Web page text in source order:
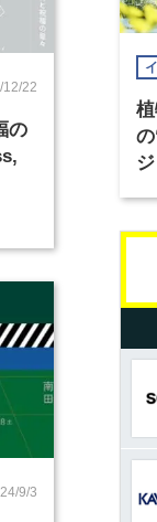
12/22
の
24/9/3